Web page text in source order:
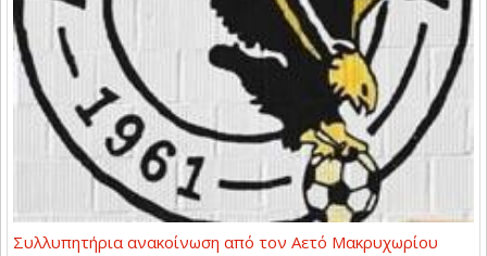
Συλλυπητήρια ανακοίνωση από τον Αετό Μακρυχωρίου